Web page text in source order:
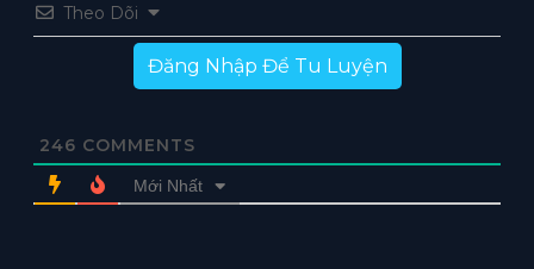
Theo Dõi
Đăng Nhập Để Tu Luyện
246 COMMENTS
Mới Nhất